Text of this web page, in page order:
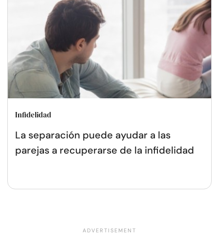
Infidelidad
La separación puede ayudar a las
parejas a recuperarse de la infidelidad